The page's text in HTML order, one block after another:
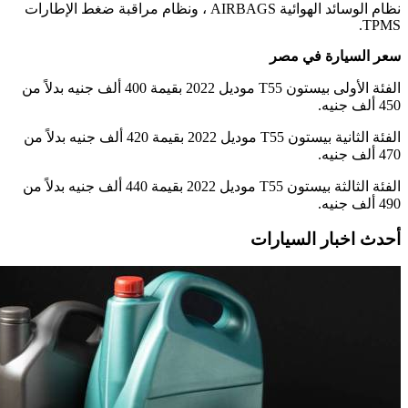
نظام الوسائد الهوائية AIRBAGS ، ونظام مراقبة ضغط الإطارات
TPMS.
سعر السيارة في مصر
الفئة الأولى بيستون T55 موديل 2022 بقيمة 400 ألف جنيه بدلاً من
450 ألف جنيه.
الفئة الثانية بيستون T55 موديل 2022 بقيمة 420 ألف جنيه بدلاً من
470 ألف جنيه.
الفئة الثالثة بيستون T55 موديل 2022 بقيمة 440 ألف جنيه بدلاً من
490 ألف جنيه.
أحدث اخبار السيارات